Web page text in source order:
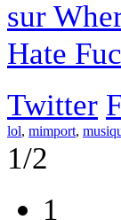
sur
Hate
Twitter
lol, mimport,
1/2
1